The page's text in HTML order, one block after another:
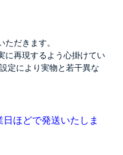
だきます。
に再現するよう心掛けてい
定により実物と若干異な
ほどで発送いたしま